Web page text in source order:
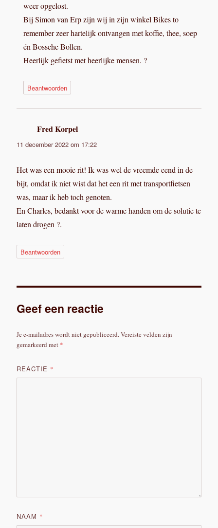
weer opgelost.
Bij Simon van Erp zijn wij in zijn winkel Bikes to
remember zeer hartelijk ontvangen met koffie, thee, soep
én Bossche Bollen.
Heerlijk gefietst met heerlijke mensen. ?
Beantwoorden
Fred Korpel
11 december 2022 om 17:22
Het was een mooie rit! Ik was wel de vreemde eend in de
bijt, omdat ik niet wist dat het een rit met transportfietsen
was, maar ik heb toch genoten.
En Charles, bedankt voor de warme handen om de solutie te
laten drogen ?.
Beantwoorden
Geef een reactie
Je e-mailadres wordt niet gepubliceerd.Vereiste velden zijn
gemarkeerd met *
REACTIE *
NAAM *